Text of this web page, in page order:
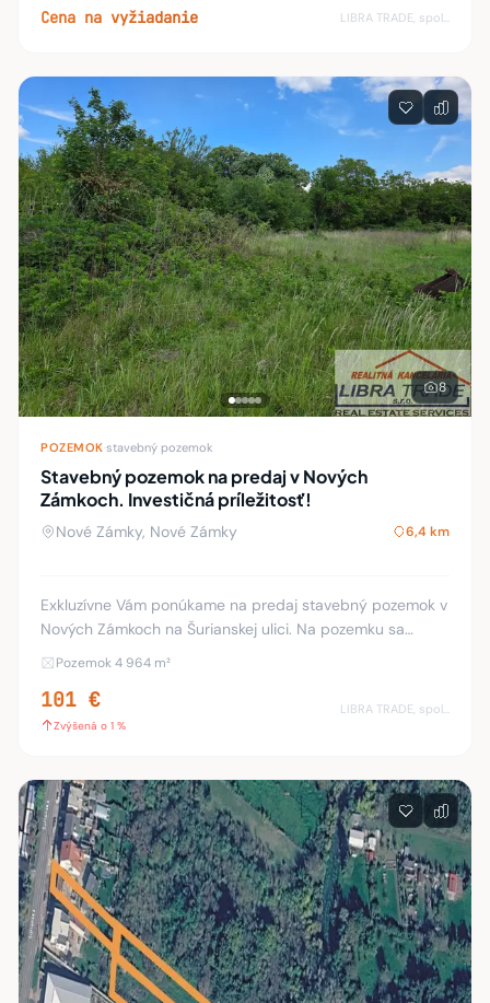
Cena na vyžiadanie LIBRA TRADE, spol.s.r.o.
8
POZEMOK stavebný pozemok
Stavebný pozemok na predaj v Nových
Zámkoch. Investičná príležitosť!
Nové Zámky, Nové Zámky 6,4 km
Exkluzívne Vám ponúkame na predaj stavebný pozemok v
Nových Zámkoch na Šurianskej ulici. Na pozemku sa
Pozemok 4 964 m²
101 €
Zvýšená o 1 %
LIBRA TRADE, spol.s.r.o.